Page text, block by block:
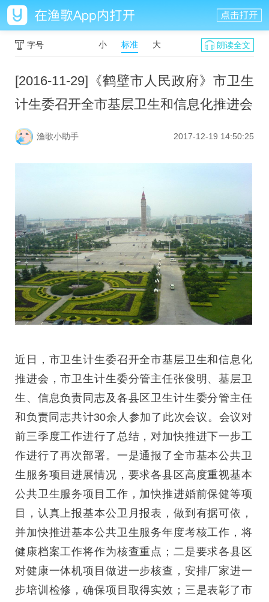
字号 小 标准 大 朗读全文
[2016-11-29]《鹤壁市人民政府》市卫生
计生委召开全市基层卫生和信息化推进会
渔歌小助手 2017-12-19 14:50:25
近日，市卫生计生委召开全市基层卫生和信息化
推进会，市卫生计生委分管主任张俊明、基层卫
生、信息负责同志及各县区卫生计生委分管主任
和负责同志共计30余人参加了此次会议。会议对
前三季度工作进行了总结，对加快推进下一步工
作进行了再次部署。一是通报了全市基本公共卫
生服务项目进展情况，要求各县区高度重视基本
公共卫生服务项目工作，加快推进婚前保健等项
目，认真上报基本公卫月报表，做到有据可依，
并加快推进基本公共卫生服务年度考核工作，将
健康档案工作将作为核查重点；二是要求各县区
对健康一体机项目做进一步核查，安排厂家进一
步培训检修，确保项目取得实效；三是表彰了市